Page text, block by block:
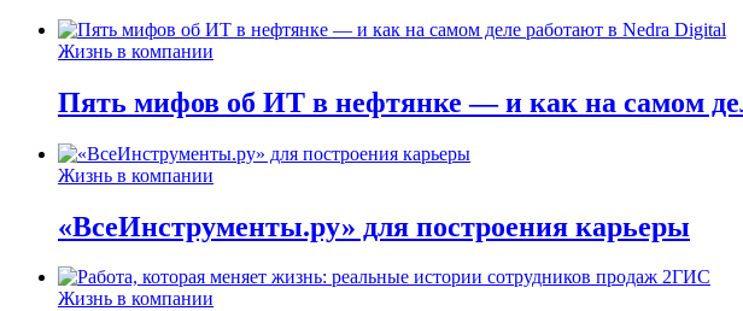
Жизнь в компании
Пять мифов об ИТ в нефтянке — и как на самом
Жизнь в компании
«ВсеИнструменты.ру» для построения карьеры
Жизнь в компании